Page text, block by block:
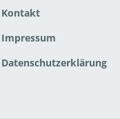
Kontakt
Impressum
Datenschutzerklärung